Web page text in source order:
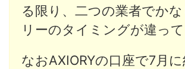
る限り、二つの業者でかな
リーのタイミングが違って
なおAXIORYの口座で7月